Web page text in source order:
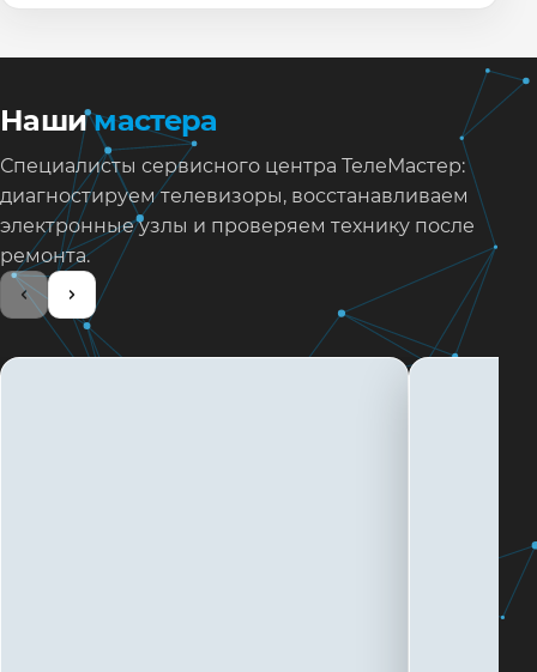
Нашимастера
Специалисты сервисного центра ТелеМастер:
диагностируем телевизоры, восстанавливаем
электронные узлы и проверяем технику после
ремонта.